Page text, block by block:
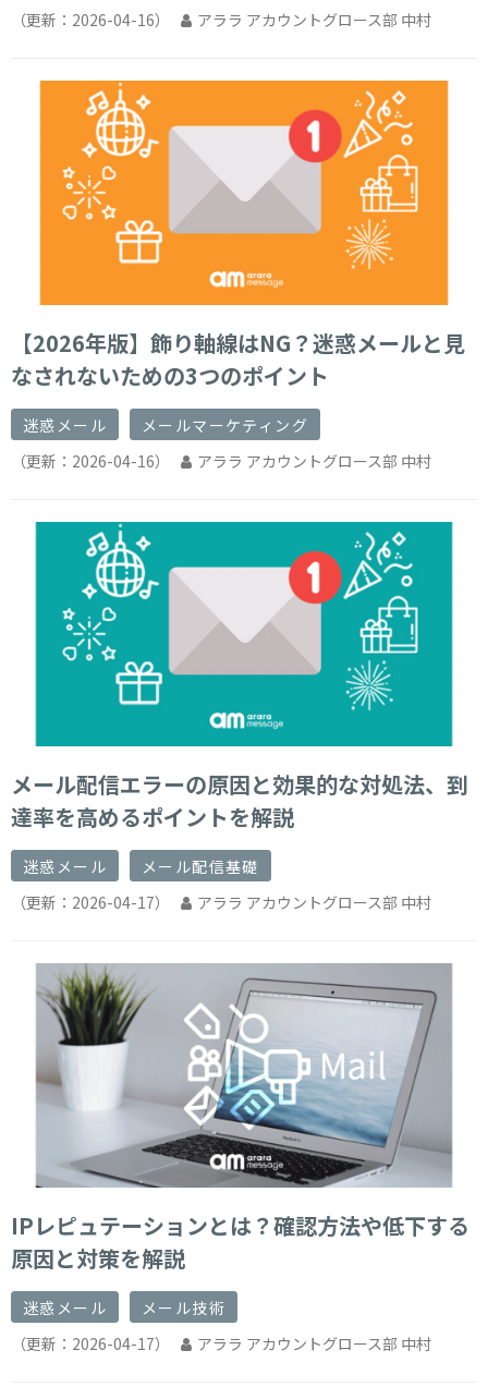
（更新： 2026-04-16） アララ アカウントグロース部 中村
【2026年版】飾り軸線はNG？迷惑メールと見
なされないための3つのポイント
迷惑メール
メールマーケティング
（更新： 2026-04-16） アララ アカウントグロース部 中村
メール配信エラーの原因と効果的な対処法、到
達率を高めるポイントを解説
迷惑メール
メール配信基礎
（更新： 2026-04-17） アララ アカウントグロース部 中村
IPレピュテーションとは？確認方法や低下する
原因と対策を解説
迷惑メール
メール技術
（更新： 2026-04-17） アララ アカウントグロース部 中村